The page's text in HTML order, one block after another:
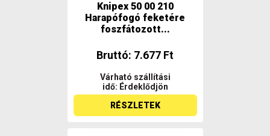
Knipex 50 00 210
Harapófogó feketére
foszfátozott...
Bruttó: 7.677 Ft
Várható szállítási
idő: Érdeklődjön
RÉSZLETEK